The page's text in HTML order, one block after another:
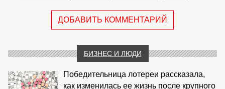
ДОБАВИТЬ КОММЕНТАРИЙ
БИЗНЕС И ЛЮДИ
Победительница лотереи рассказала,
как изменилась ее жизнь после крупного